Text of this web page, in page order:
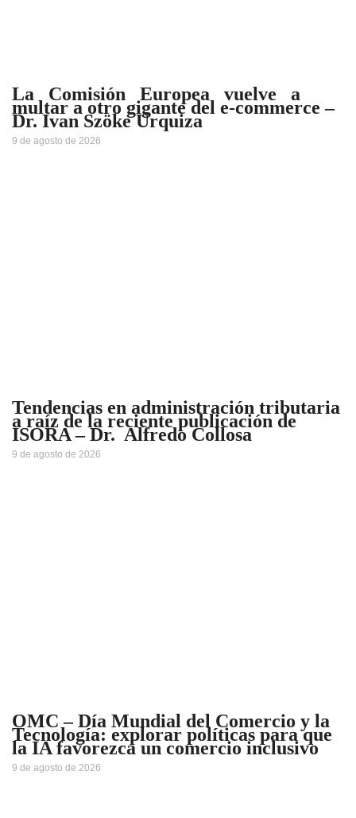
La Comisión Europea vuelve a
multar a otro gigante del e-commerce –
Dr. Ivan Szöke Urquiza
9 de agosto de 2026
Tendencias en administración tributaria
a raíz de la reciente publicación de
ISORA – Dr. Alfredo Collosa
9 de agosto de 2026
OMC – Día Mundial del Comercio y la
Tecnología: explorar políticas para que
la IA favorezca un comercio inclusivo
9 de agosto de 2026